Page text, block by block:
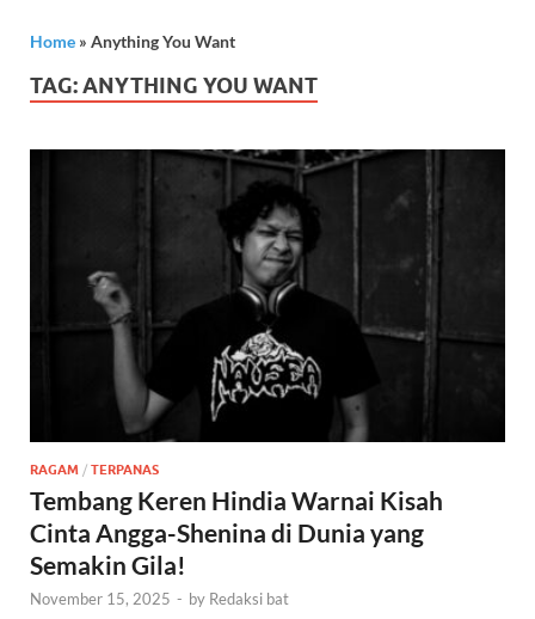
Home » Anything You Want
TAG:ANYTHING YOU WANT
RAGAM / TERPANAS
Tembang Keren Hindia Warnai Kisah
Cinta Angga-Shenina di Dunia yang
Semakin Gila!
November 15, 2025 - by Redaksi bat